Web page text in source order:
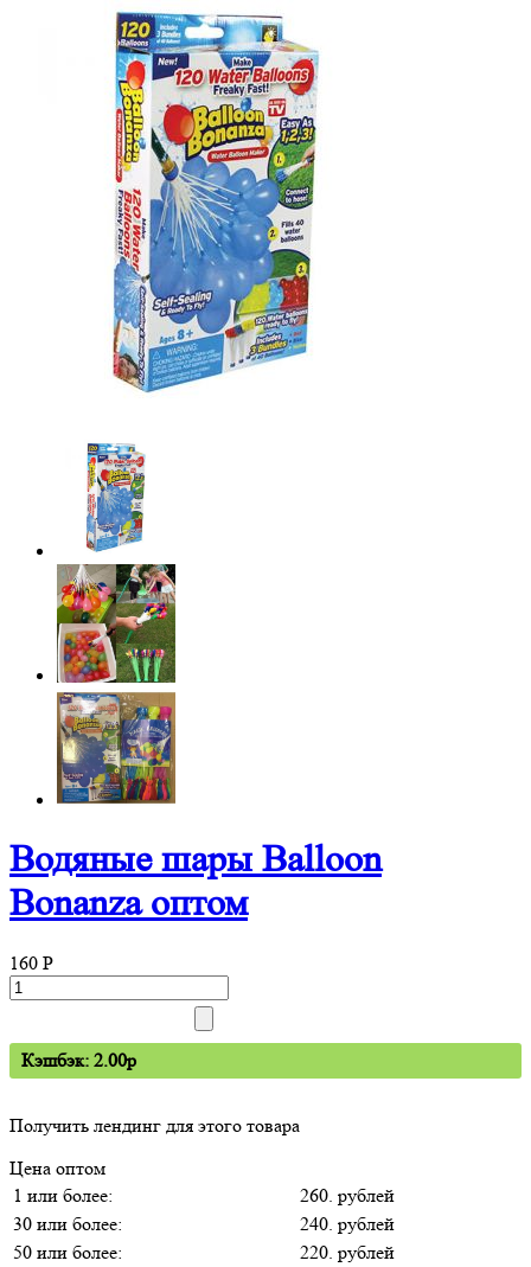
Водяные шары Balloon
Bonanza оптом
160 P
Кэшбэк: 2.00p
Получить лендинг для этого товара
Цена оптом
1 или более:
260. рублей
30 или более:
240. рублей
50 или более:
220. рублей